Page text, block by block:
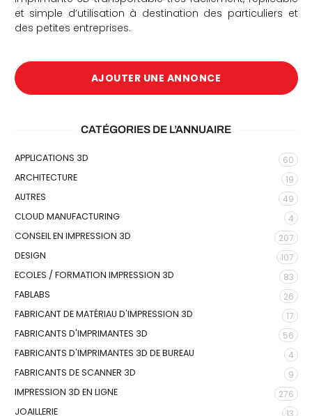
et simple d’utilisation à destination des particuliers et
des petites entreprises.
AJOUTER UNE ANNONCE
CATÉGORIES DE L’ANNUAIRE
APPLICATIONS 3D
60
ARCHITECTURE
19
AUTRES
49
CLOUD MANUFACTURING
4
CONSEIL EN IMPRESSION 3D
207
DESIGN
107
ECOLES / FORMATION IMPRESSION 3D
83
FABLABS
26
FABRICANT DE MATÉRIAU D'IMPRESSION 3D
17
FABRICANTS D'IMPRIMANTES 3D
56
FABRICANTS D'IMPRIMANTES 3D DE BUREAU
4
FABRICANTS DE SCANNER 3D
9
IMPRESSION 3D EN LIGNE
276
JOAILLERIE